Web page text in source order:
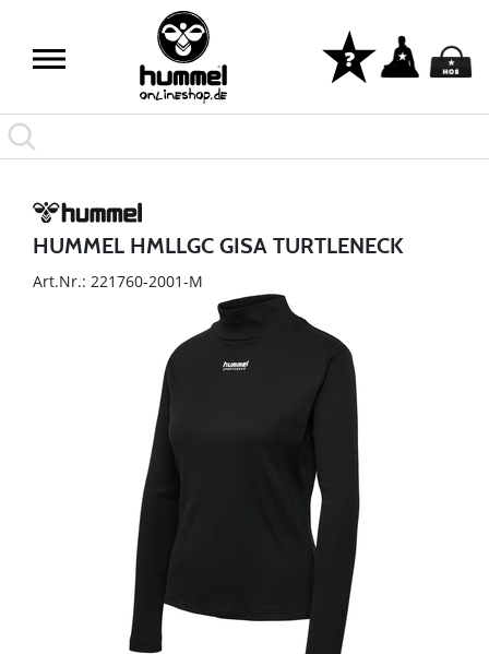
HUMMEL HMLLGC GISA TURTLENECK
Art.Nr.: 221760-2001-M